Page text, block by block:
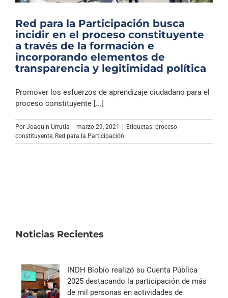
Red para la Participación busca
incidir en el proceso constituyente
a través de la formación e
incorporando elementos de
transparencia y legitimidad política
Promover los esfuerzos de aprendizaje ciudadano para el
proceso constituyente [...]
Por Joaquin Urrutia | marzo 29, 2021 | Etiquetas: proceso
constituyente Red para la Participación
Noticias Recientes
INDH Biobío realizó su Cuenta Pública
2025 destacando la participación de más
de mil personas en actividades de